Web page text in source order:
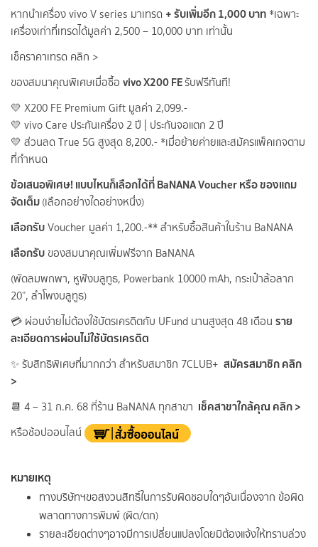
หากนำเครื่อง vivo V series มาเทรด + รับเพิ่มอีก 1,000 บาท *เฉพาะ
เครื่องเก่าที่เทรดได้มูลค่า 2,500 – 10,000 บาท เท่านั้น
เช็คราคาเทรด คลิก >
ของสมนาคุณพิเศษเมื่อซื้อ vivo X200 FEรับฟรีทันที!
💛 X200 FE Premium Gift มูลค่า 2,099.-
💛 vivo Care ประกันเครื่อง 2 ปี | ประกันจอแตก 2 ปี
💛 ส่วนลด True 5G สูงสุด 8,200.- *เมื่อย้ายค่ายและสมัครแพ็คเกจตาม
ที่กำหนด
ข้อเสนอพิเศษ! แบบไหนก็เลือกได้ที่ BaNANA Voucher หรือ ของแถม
จัดเต็ม(เลือกอย่างใดอย่างหนึ่ง)
เลือกรับVoucher มูลค่า 1,200.-** สำหรับซื้อสินค้าในร้าน BaNANA
เลือกรับ ของสมนาคุณเพิ่มฟรีจาก BaNANA
(พัดลมพกพา, หูฟังบลูทูธ, Powerbank 10000 mAh, กระเป๋าล้อลาก
20”, ลำโพงบลูทูธ)
💳 ผ่อนง่ายไม่ต้องใช้บัตรเครดิตกับ UFund นานสูงสุด 48 เดือน ราย
ละเอียดการผ่อนไม่ใช้บัตรเครดิต
✨ รับสิทธิพิเศษที่มากกว่า สำหรับสมาชิก 7CLUB+ สมัครสมาชิก คลิก
>
📆 4 – 31 ก.ค. 68 ที่ร้าน BaNANA ทุกสาขา เช็คสาขาใกล้คุณ คลิก >
หรือช้อปออนไลน์
หมายเหตุ
ทางบริษัทฯขอสงวนสิทธิ์ในการรับผิดชอบใดๆอันเนื่องจาก ข้อผิด
พลาดทางการพิมพ์ (ผิด/ตก)
รายละเอียดต่างๆอาจมีการเปลี่ยนแปลงโดยมิต้องแจ้งให้ทราบล่วง